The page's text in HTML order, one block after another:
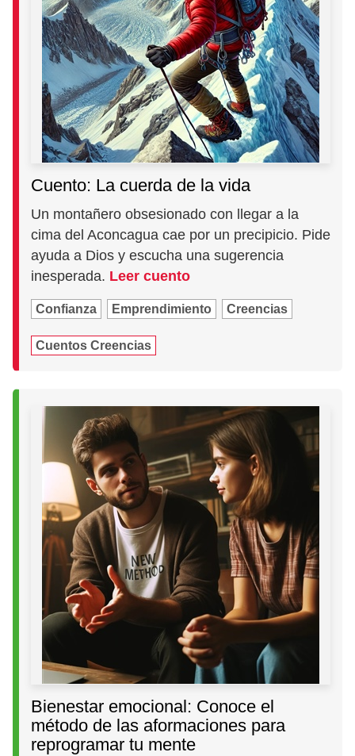
Cuento: La cuerda de la vida
Un montañero obsesionado con llegar a la
cima del Aconcagua cae por un precipicio. Pide
ayuda a Dios y escucha una sugerencia
inesperada. Leer cuento
Confianza Emprendimiento Creencias
Cuentos Creencias
Bienestar emocional: Conoce el
método de las aformaciones para
reprogramar tu mente